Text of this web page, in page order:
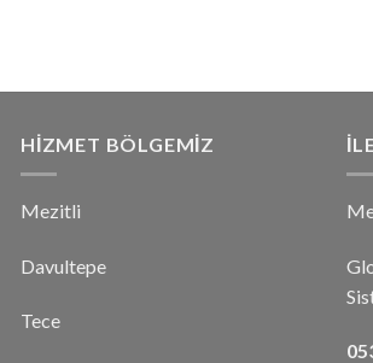
HIZMET BÖLGEMIZ
Mezitli
Davultepe
Tece